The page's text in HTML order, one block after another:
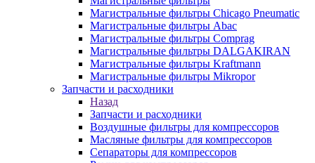
Магистральные фильтры Chicago Pneumatic
Магистральные фильтры Abac
Магистральные фильтры Comprag
Магистральные фильтры DALGAKIRAN
Магистральные фильтры Kraftmann
Магистральные фильтры Mikropor
Запчасти и расходники
Назад
Запчасти и расходники
Воздушные фильтры для компрессоров
Масляные фильтры для компрессоров
Сепараторы для компрессоров